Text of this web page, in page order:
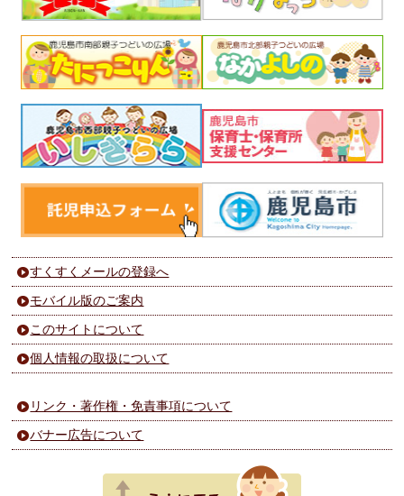
すくすくメールの登録へ
モバイル版のご案内
このサイトについて
個人情報の取扱について
リンク・著作権・免責事項について
バナー広告について